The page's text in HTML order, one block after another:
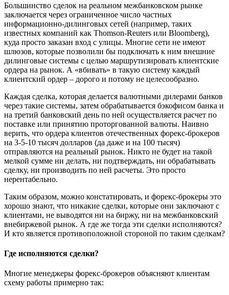
Большинство сделок на реальном межбанковском рынке
заключается через ограниченное число частных
информационно-дилинговых сетей (например, таких
известных компаний как Thomson-Reuters или Bloomberg),
куда просто заказан вход с улицы. Многие сети не имеют
шлюзов, которые позволили бы подключать к ним внешние
дилинговые системы с целью маршрутизировать клиентские
ордера на рынок. А «вбивать» в такую систему каждый
клиентский ордер – дорого и потому не целесообразно.
Каждая сделка, которая делается валютными дилерами банков
через такие системы, затем обрабатывается бэкофисом банка и
на третий банковский день по ней осуществляется расчет по
поставке или принятию проторгованной валюты. Наивно
верить, что ордера клиентов отечественных форекс-брокеров
на 3-5-10 тысяч долларов (да даже и на 100 тысяч)
отправляются на реальный рынок. Никто не будет на такой
мелкой сумме ни делать, ни подтверждать, ни обрабатывать
сделку, ни производить по ней расчеты. Это просто
нерентабельно.
Таким образом, можно констатировать, и форекс-брокеры это
хорошо знают, что никакие сделки, которые они заключают с
клиентами, не выводятся ни на биржу, ни на межбанковский
внебиржевой рынок. А где же тогда эти сделки исполняются?
И кто является противоположной стороной по таким сделкам?
Где исполняются сделки?
Многие менеджеры форекс-брокеров объясняют клиентам
схему работы примерно так: